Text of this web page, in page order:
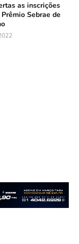
as inscrições
Prêmio Sebrae de